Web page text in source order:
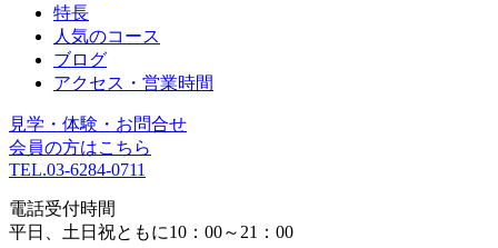
特長
人気のコース
ブログ
アクセス・営業時間
見学・体験・お問合せ
会員の方はこちら
TEL.03-6284-0711
電話受付時間
平日、土日祝ともに10：00～21：00